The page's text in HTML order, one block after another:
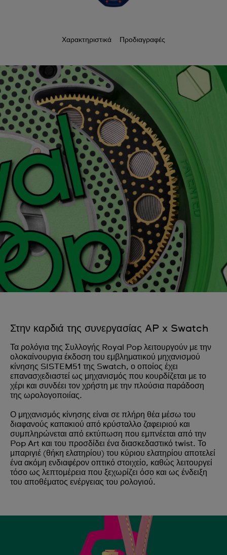
Χαρακτηριστικά Προδιαγραφές
Στην καρδιά της συνεργασίας AP x Swatch
Τα ρολόγια της Συλλογής Royal Pop λειτουργούν με την
ολοκαίνουργια έκδοση του εμβληματικού μηχανισμού
κίνησης SISTEM51 της Swatch, ο οποίος έχει
επανασχεδιαστεί ως μηχανισμός που κουρδίζεται με το
χέρι και συνδέει τον χρήστη με την πλούσια παράδοση
της ωρολογοποιίας.
Ο μηχανισμός κίνησης είναι σε πλήρη θέα μέσω του
διαφανούς καπακιού από κρύσταλλο ζαφειριού και
συμπληρώνεται από εκτύπωση που εμπνέεται από την
Pop Art και του προσδίδει ένα διασκεδαστικό twist. Το
μπαριγιέ (θήκη ελατηρίου) του κύριου ελατηρίου αποτελεί
ένα ακόμη ενδιαφέρον οπτικό στοιχείο, καθώς λειτουργεί
τόσο ως λεπτομέρεια που ξεχωρίζει όσο και ως ένδειξη
του αποθέματος ενέργειας του ρολογιού.